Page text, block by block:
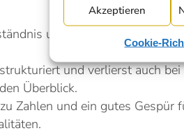
Akzeptieren
Cookie-
und idealerweise
und verlierst auch bei
Überblick.
Zahlen und ein gutes Gespür